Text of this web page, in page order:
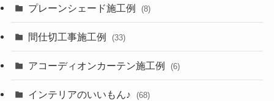
プレーンシェード施工例 (8)
間仕切工事施工例 (33)
アコーディオンカーテン施工例 (6)
インテリアのいいもん♪ (68)